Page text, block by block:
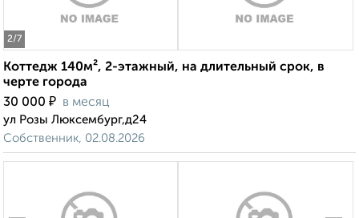
2/7
Коттедж 140м², 2-этажный, на длительный срок, в
черте города
30 000 ₽ в месяц
ул Розы Люксембург,д24
Собственник, 02.08.2026